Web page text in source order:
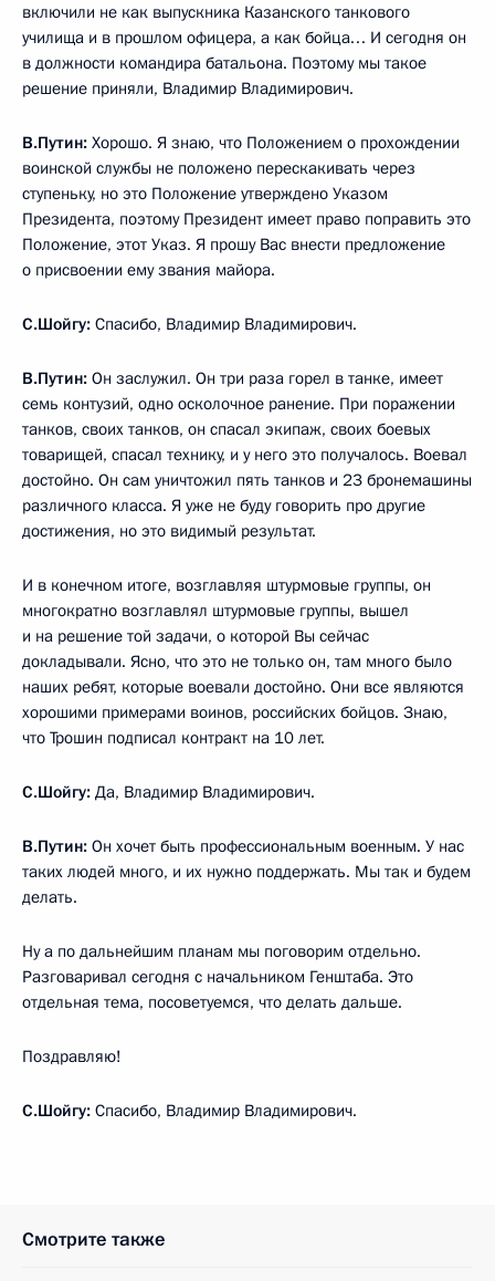
включили не как выпускника Казанского танкового
училища и в прошлом офицера, а как бойца… И сегодня он
в должности командира батальона. Поэтому мы такое
решение приняли, Владимир Владимирович.
В.Путин: Хорошо. Я знаю, что Положением о прохождении
воинской службы не положено перескакивать через
ступеньку, но это Положение утверждено Указом
Президента, поэтому Президент имеет право поправить это
Положение, этот Указ. Я прошу Вас внести предложение
о присвоении ему звания майора.
С.Шойгу: Спасибо, Владимир Владимирович.
В.Путин: Он заслужил. Он три раза горел в танке, имеет
семь контузий, одно осколочное ранение. При поражении
танков, своих танков, он спасал экипаж, своих боевых
товарищей, спасал технику, и у него это получалось. Воевал
достойно. Он сам уничтожил пять танков и 23 бронемашины
различного класса. Я уже не буду говорить про другие
достижения, но это видимый результат.
И в конечном итоге, возглавляя штурмовые группы, он
многократно возглавлял штурмовые группы, вышел
и на решение той задачи, о которой Вы сейчас
докладывали. Ясно, что это не только он, там много было
наших ребят, которые воевали достойно. Они все являются
хорошими примерами воинов, российских бойцов. Знаю,
что Трошин подписал контракт на 10 лет.
С.Шойгу: Да, Владимир Владимирович.
В.Путин: Он хочет быть профессиональным военным. У нас
таких людей много, и их нужно поддержать. Мы так и будем
делать.
Ну а по дальнейшим планам мы поговорим отдельно.
Разговаривал сегодня с начальником Генштаба. Это
отдельная тема, посоветуемся, что делать дальше.
Поздравляю!
С.Шойгу: Спасибо, Владимир Владимирович.
Смотрите также